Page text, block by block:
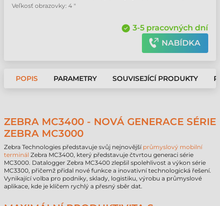
Veľkosť obrazovky: 4 "
3-5 pracovných dní
NABÍDKA
POPIS PARAMETRY SOUVISEJÍCÍ PRODUKTY
ZEBRA MC3400 - NOVÁ GENERACE SÉRIE
ZEBRA MC3000
Zebra Technologies představuje svůj nejnovější průmyslový mobilní
terminál Zebra MC3400, který představuje čtvrtou generaci série
MC3000. Datalogger Zebra MC3400 zlepšil spolehlivost a výkon série
MC3300, přičemž přidal nové funkce a inovativní technologická řešení.
Vynikající volba pro podniky, sklady, logistiku, výrobu a průmyslové
aplikace, kde je klíčem rychlý a přesný sběr dat.